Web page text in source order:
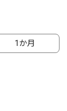
1か月